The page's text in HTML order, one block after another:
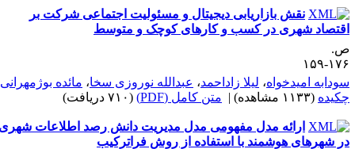
نقش بازاریابی دیجیتال و مسئولیت اجتماعی شرکت بر
شهری در کسب و کارهای کوچک و متوسط
۱۵۹
امیدخواه ،لیلا زاداحمد،عبدالله نوروزی سخا،مائده بوژمهرانی
(۱۱۳۳ مشاهده) | متن کامل (PDF) (۷۱۰ دریافت)
ارائه مدل مفهومی مدل مدیریت دانش رصد اطلاعات شهری
شهرهای هوشمند با استفاده از روش فراترکیب